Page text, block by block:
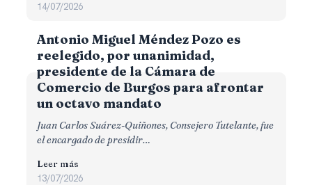
14/07/2026
Antonio Miguel Méndez Pozo es
reelegido, por unanimidad,
presidente de la Cámara de
Comercio de Burgos para afrontar
un octavo mandato
Juan Carlos Suárez-Quiñones, Consejero Tutelante, fue
el encargado de presidir…
Leer más
13/07/2026